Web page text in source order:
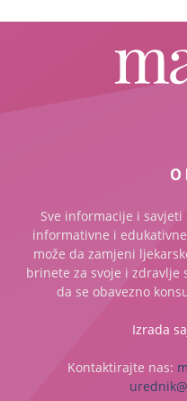
O
Sve informacije i
informativne i
može da zamjeni
brinete za svoje i zdravlje
da se obavezno
Izrada
Kontaktirajte nas: